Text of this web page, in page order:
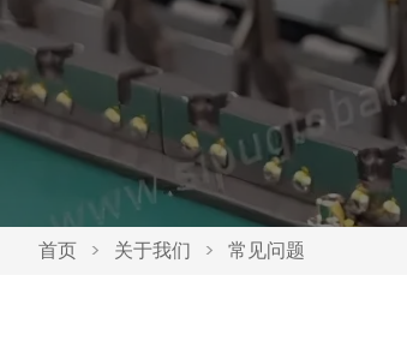
首页 > 关于我们 > 常见问题